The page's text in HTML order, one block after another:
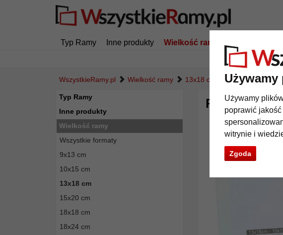
Używamy
poprawić
witrynie i
Zgoda
Typ Ramy Inne produkty Wielkość ramy
WszystkieRamy.pl Wielkość ramy 13x18 cm Przezroczysta
Typ Ramy
Inne produkty
Wielkość ramy
Wszystkie formaty
9x13 cm
10x15 cm
13x18 cm
15x20 cm
18x18 cm
18x24 cm